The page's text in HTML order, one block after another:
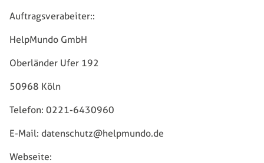
Auftragsverabeiter::
HelpMundo GmbH
Oberländer Ufer 192
50968 Köln
Telefon: 0221-6430960
E-Mail: datenschutz@helpmundo.de
Webseite: